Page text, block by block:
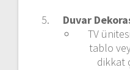
Duvar
TV
tablo
dikkat